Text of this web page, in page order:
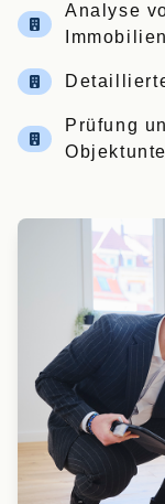
Analyse
Prüfung